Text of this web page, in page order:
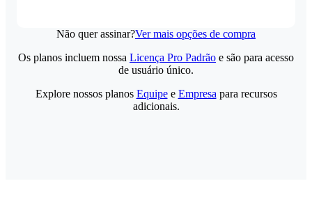
Não quer assinar?Ver mais opções de compra
Os planos incluem nossa Licença Pro Padrão e são para acesso
de usuário único.
Explore nossos planos Equipee Empresa para recursos
adicionais.